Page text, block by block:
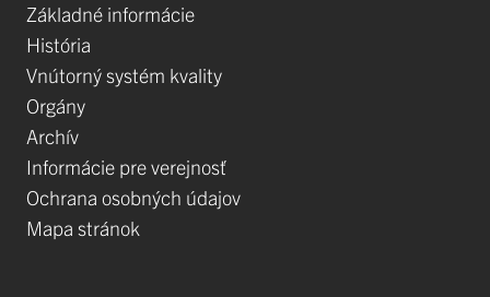
Základné informácie
História
Vnútorný systém kvality
Orgány
Archív
Informácie pre verejnosť
Ochrana osobných údajov
Mapa stránok